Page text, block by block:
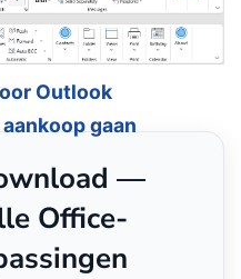
Outlook
aankoop gaan
—
Office-